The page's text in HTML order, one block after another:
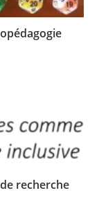
recherche